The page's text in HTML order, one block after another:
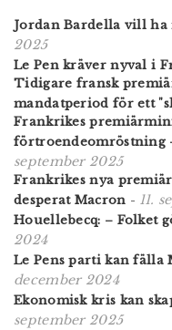
Jordan Bardella vill
2025
Le Pen kräver nyval i
Tidigare fransk
mandatperiod för ett
Frankrikes
förtroendeomröstning
september 2025
Frankrikes nya
desperat Macron - 11.
Houellebecq: – Folket
2024
Le Pens parti kan fälla
december 2024
Ekonomisk kris kan
september 2025